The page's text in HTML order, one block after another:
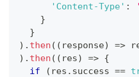
'Content-Type' :
}
}
) . then ( ( response) =>
) . then ( ( res) => {
if
( res . success ==